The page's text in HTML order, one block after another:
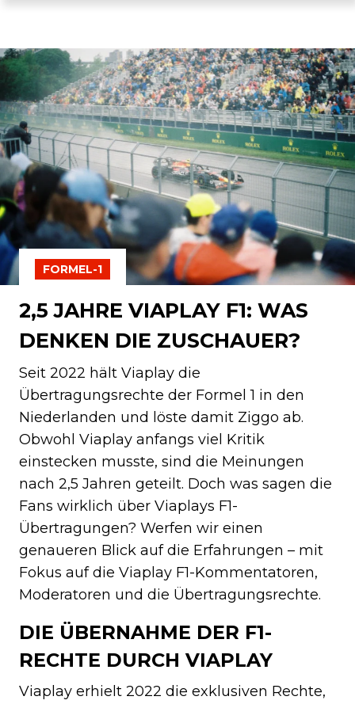
FORMEL-1
2,5 JAHRE VIAPLAY F1: WAS
DENKEN DIE ZUSCHAUER?
Seit 2022 hält Viaplay die
Übertragungsrechte der Formel 1 in den
Niederlanden und löste damit Ziggo ab.
Obwohl Viaplay anfangs viel Kritik
einstecken musste, sind die Meinungen
nach 2,5 Jahren geteilt. Doch was sagen die
Fans wirklich über Viaplays F1-
Übertragungen? Werfen wir einen
genaueren Blick auf die Erfahrungen – mit
Fokus auf die Viaplay F1-Kommentatoren,
Moderatoren und die Übertragungsrechte.
DIE ÜBERNAHME DER F1-
RECHTE DURCH VIAPLAY
Viaplay erhielt 2022 die exklusiven Rechte,